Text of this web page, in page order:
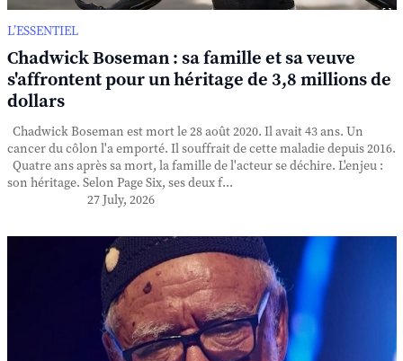
L’ESSENTIEL
Chadwick Boseman : sa famille et sa veuve
s'affrontent pour un héritage de 3,8 millions de
dollars
Chadwick Boseman est mort le 28 août 2020. Il avait 43 ans. Un
cancer du côlon l'a emporté. Il souffrait de cette maladie depuis 2016.
Quatre ans après sa mort, la famille de l'acteur se déchire. L'enjeu :
son héritage. Selon Page Six, ses deux f...
27 July, 2026